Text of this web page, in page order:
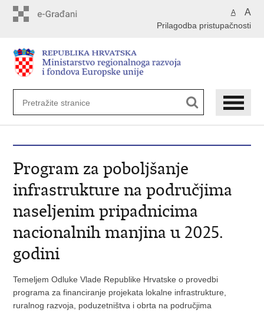
A A
Prilagodba pristupačnosti
Program za poboljšanje
infrastrukture na područjima
naseljenim pripadnicima
nacionalnih manjina u 2025.
godini
Temeljem Odluke Vlade Republike Hrvatske o provedbi
programa za financiranje projekata lokalne infrastrukture,
ruralnog razvoja, poduzetništva i obrta na područjima